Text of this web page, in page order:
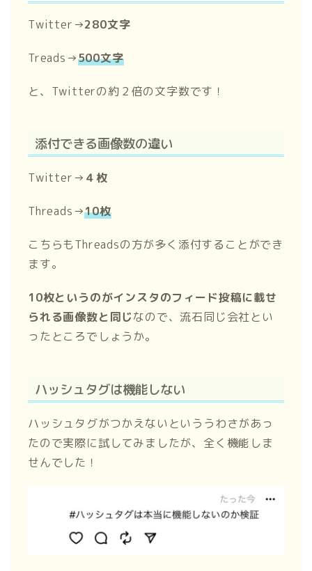
Twitter→280文字
Treads→500文字
と、Twitterの約２倍の文字数です！
添付できる画像数の違い
Twitter→ ４枚
Threads→10枚
こちらもThreadsの方が多く添付することができ
ます。
10枚というのがインスタのフィード投稿に載せ
られる画像数と同じなので、流石同じ会社とい
ったところでしょうか。
ハッシュタグは機能しない
ハッシュタグがつかえないといううわさがあっ
たので実際に試してみましたが、全く機能しま
せんでした！